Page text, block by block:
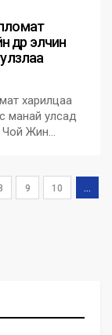
элчин
харилцаа
манай улсад
Чой Жин…
9 10 ...